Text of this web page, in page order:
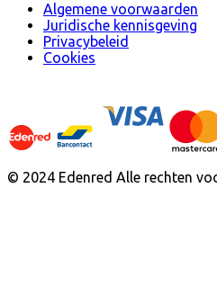
Algemene voorwaarden
Juridische kennisgeving
Privacybeleid
Cookies
© 2024 Edenred Alle rechten